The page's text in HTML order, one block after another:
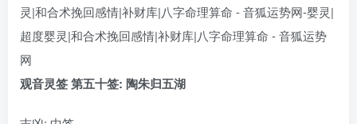
观音灵签 第五十签: 陶朱归五湖